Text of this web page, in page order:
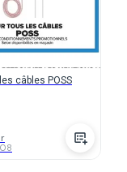
câbles POSS